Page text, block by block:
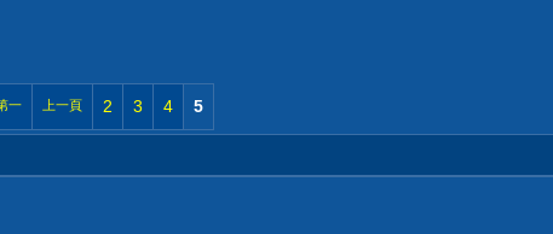
一 上一頁 2 3 4 5